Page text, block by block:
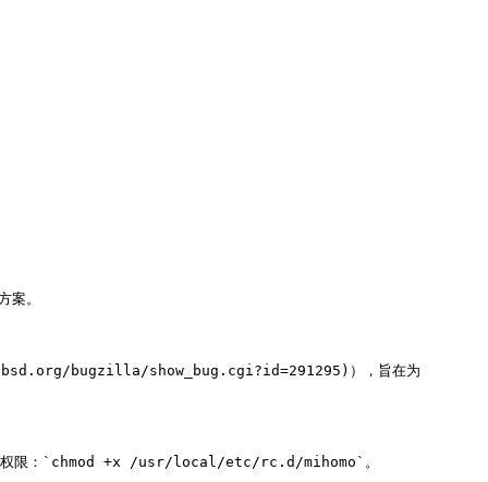
。
bugzilla/show_bug.cgi?id=291295)），旨在为
权限：`chmod +x /usr/local/etc/rc.d/mihomo`。